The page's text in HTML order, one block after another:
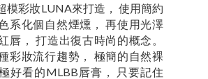
模彩妝LUNA來打造， 使用簡約
系化個自然煙燻， 再使用光澤
唇， 打造出復古時尚的概念。
彩妝流行趨勢， 極簡的自然裸
好看的MLBB唇膏， 只要記住